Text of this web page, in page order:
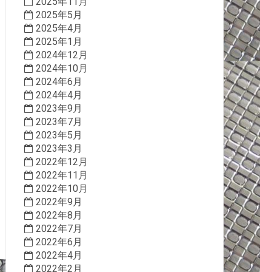
2025年5月
2025年4月
2025年1月
2024年12月
2024年10月
2024年6月
2024年4月
2023年9月
2023年7月
2023年5月
2023年3月
2022年12月
2022年11月
2022年10月
2022年9月
2022年8月
2022年7月
2022年6月
2022年4月
2022年2月